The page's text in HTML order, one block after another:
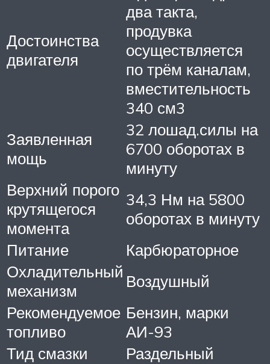
Достоинства
двигателя
два такта,
продувка
осуществляется
по трём каналам,
вместительность
340 см3
Заявленная
мощь
32 лошад.силы на
6700 оборотах в
минуту
Верхний порого
крутящегося
момента
34,3 Нм на 5800
оборотах в минуту
Питание
Карбюраторное
Охладительный
механизм
Воздушный
Рекомендуемое
топливо
Бензин, марки
АИ-93
Тид смазки
Раздельный